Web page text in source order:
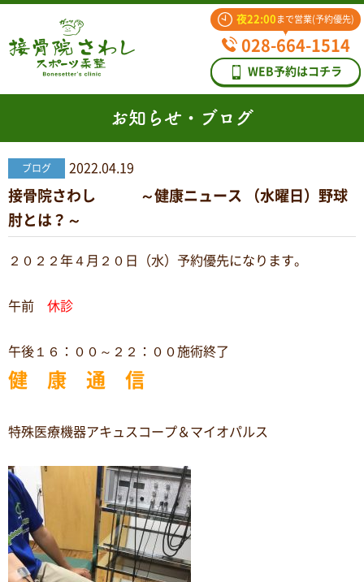
夜22:00 まで営業(予約優先)
028-664-1514
WEB予約はコチラ
お知らせ・ブログ
ブログ 2022.04.19
接骨院さわし ～健康ニュース （水曜日）野球
肘とは？～
２０２２年４月２０日（水）予約優先になります。
午前 休診
午後１６：００～２２：００施術終了
健 康 通 信
特殊医療機器アキュスコープ＆マイオパルス